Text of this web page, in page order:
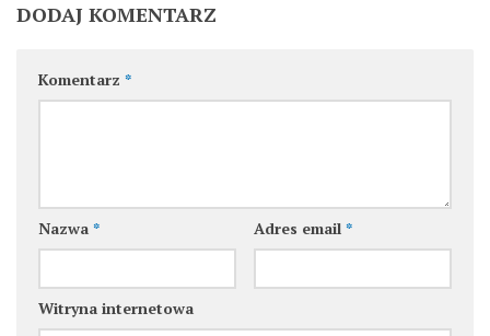
DODAJ KOMENTARZ
Komentarz *
Nazwa * Adres email *
Witryna internetowa